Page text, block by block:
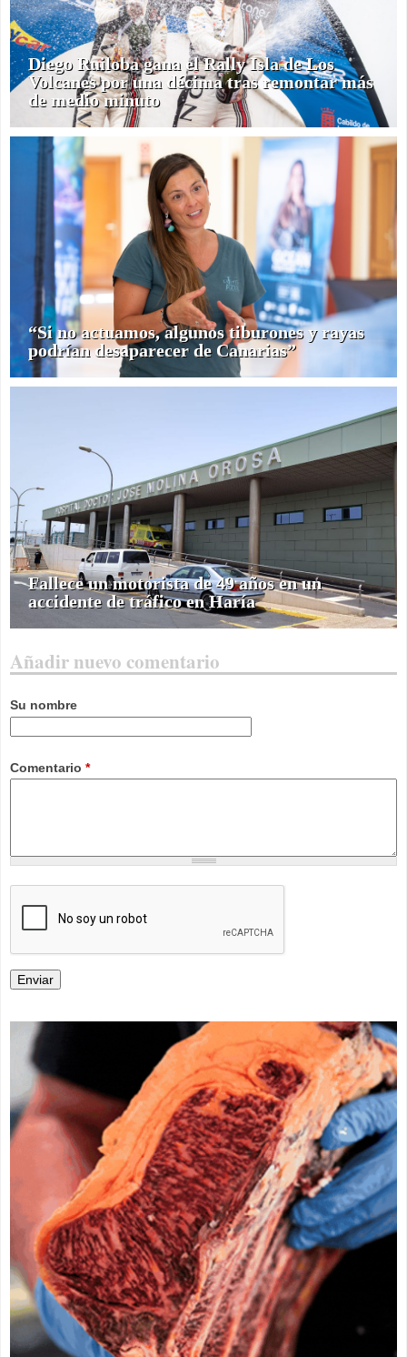
Diego Ruiloba gana el Rally Isla de Los
Volcanes por una décima tras remontar más
de medio minuto
“Si no actuamos, algunos tiburones y rayas
podrían desaparecer de Canarias”
Fallece un motorista de 49 años en un
accidente de tráfico en Haría
Añadir nuevo comentario
Su nombre
Comentario *